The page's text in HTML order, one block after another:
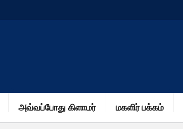
அவ்வப்போது கிளாமர் மகளிர் பக்கம்